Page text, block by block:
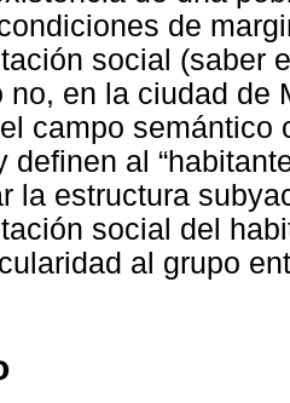
de
social (saber
no, en la ciudad de
campo
definen al
la estructura
social del
al grupo